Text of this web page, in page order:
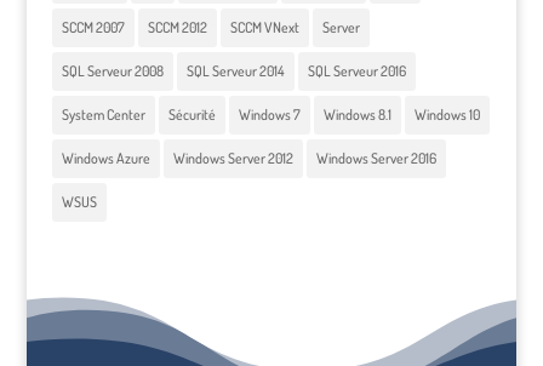
SCCM 2007 SCCM 2012 SCCM VNext Server
SQL Serveur 2008 SQL Serveur 2014 SQL Serveur 2016
System Center Sécurité Windows 7 Windows 8.1 Windows 10
Windows Azure Windows Server 2012 Windows Server 2016
WSUS